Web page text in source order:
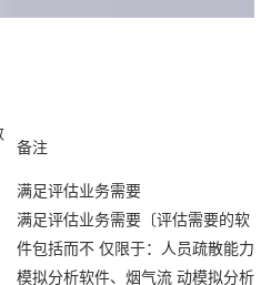
备注
满足评估业务需要
满足评估业务需要〔评估需要的软
件包括而不 仅限于：人员疏散能力
模拟分析软件、烟气流 动模拟分析